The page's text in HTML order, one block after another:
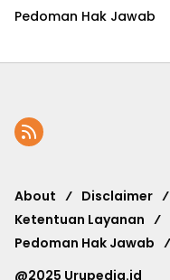
Pedoman Hak Jawab
About Disclaimer
Ketentuan Layanan
Pedoman Hak Jawab
@2025 Urupedia.id